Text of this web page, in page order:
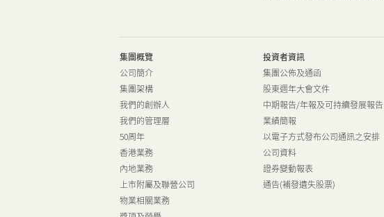
新聞中心
聯絡我們
集團概覽
公司簡介
集團架構
我們的創辦人
我們的管理層
50周年
香港業務
內地業務
上市附屬及聯營公司
物業相關業務
投資者資訊
集團公佈及通函
股東週年大會文件
中期報告/年報及可持續發展報告
業績簡報
以電子方式發布公司通訊之安排
公司資料
證券變動報表
通告(補發遺失股票)